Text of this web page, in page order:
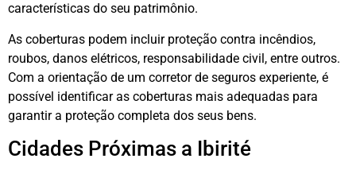
características do seu patrimônio.
As coberturas podem incluir proteção contra incêndios,
roubos, danos elétricos, responsabilidade civil, entre outros.
Com a orientação de um corretor de seguros experiente, é
possível identificar as coberturas mais adequadas para
garantir a proteção completa dos seus bens.
Cidades Próximas a Ibirité